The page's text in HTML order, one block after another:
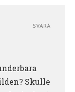
Skulle
SVARA